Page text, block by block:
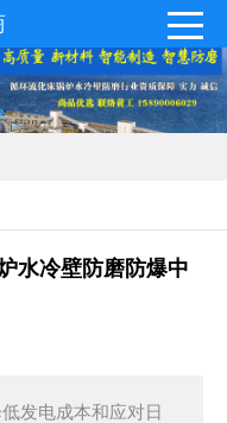
水冷壁防磨防爆中
发电成本和应对日